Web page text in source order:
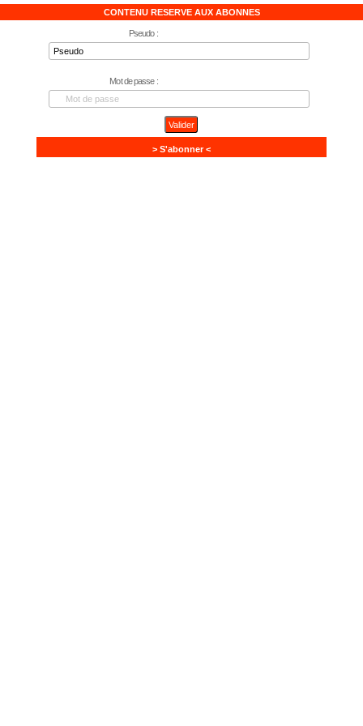
CONTENU RESERVE AUX ABONNES
Pseudo :
Mot de passe :
> S'abonner <